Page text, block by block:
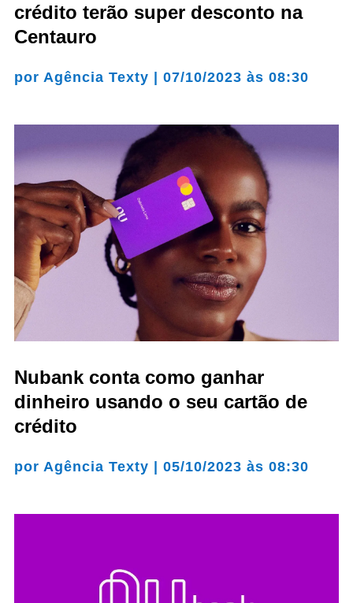
crédito terão super desconto na
Centauro
por Agência Texty 07/10/2023 às 08:30
Nubank conta como ganhar
dinheiro usando o seu cartão de
crédito
por Agência Texty 05/10/2023 às 08:30